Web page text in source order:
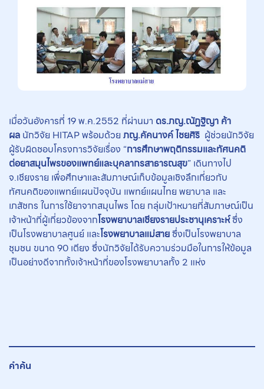
เมื่อวันอังคารที่ 19 พ.ค.2552 ที่ผ่านมา ดร.ภญ.ณัฏฐิญา ค้า
ผล นักวิจัย HITAP พร้อมด้วย ภญ.คัคนางค์ ไชยศิริ ผู้ช่วยนักวิจัย
ผู้รับผิดชอบโครงการวิจัยเรื่อง “การศึกษาพฤติกรรมและทัศนคติ
ต่อยาสมุนไพรของแพทย์และบุคลากรสาธารณสุข” เดินทางไป
จ.เชียงราย เพื่อศึกษาและสัมภาษณ์เก็บข้อมูลเชิงลึกเกี่ยวกับ
ทัศนคติของแพทย์แผนปัจจุบัน แพทย์แผนไทย พยาบาล และ
เภสัชกร ในการใช้ยาจากสมุนไพร โดย กลุ่มเป้าหมายที่สัมภาษณ์เป็น
เจ้าหน้าที่ผู้เกี่ยวข้องจากโรงพยาบาลเชียงรายประชานุเคราะห์ซึ่ง
เป็นโรงพยาบาลศูนย์ และโรงพยาบาลแม่สายซึ่งเป็นโรงพยาบาล
ชุมชน ขนาด 90 เตียง ซึ่งนักวิจัยได้รับความร่วมมือในการให้ข้อมูล
เป็นอย่างดีจากทั้งเจ้าหน้าที่ของโรงพยาบาลทั้ง 2 แห่ง
คำค้น